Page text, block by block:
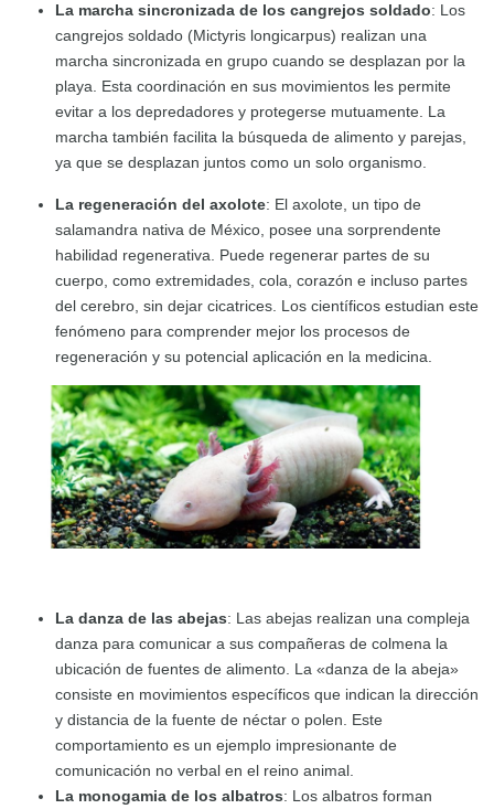
La marcha sincronizada de los cangrejos soldado: Los
cangrejos soldado (Mictyris longicarpus) realizan una
marcha sincronizada en grupo cuando se desplazan por la
playa. Esta coordinación en sus movimientos les permite
evitar a los depredadores y protegerse mutuamente. La
marcha también facilita la búsqueda de alimento y parejas,
ya que se desplazan juntos como un solo organismo.
La regeneración del axolote: El axolote, un tipo de
salamandra nativa de México, posee una sorprendente
habilidad regenerativa. Puede regenerar partes de su
cuerpo, como extremidades, cola, corazón e incluso partes
del cerebro, sin dejar cicatrices. Los científicos estudian este
fenómeno para comprender mejor los procesos de
regeneración y su potencial aplicación en la medicina.
La danza de las abejas: Las abejas realizan una compleja
danza para comunicar a sus compañeras de colmena la
ubicación de fuentes de alimento. La «danza de la abeja»
consiste en movimientos específicos que indican la dirección
y distancia de la fuente de néctar o polen. Este
comportamiento es un ejemplo impresionante de
comunicación no verbal en el reino animal.
La monogamia de los albatros: Los albatros forman